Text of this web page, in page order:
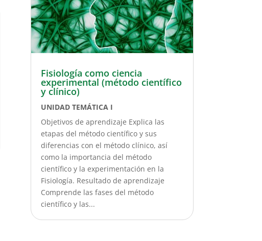
Fisiología como ciencia
experimental (método científico
y clínico)
UNIDAD TEMÁTICA I
Objetivos de aprendizaje Explica las
etapas del método científico y sus
diferencias con el método clínico, así
como la importancia del método
científico y la experimentación en la
Fisiología. Resultado de aprendizaje
Comprende las fases del método
científico y las...